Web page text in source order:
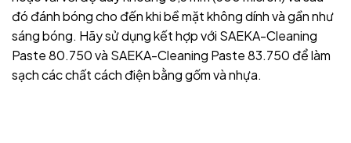
đó đánh bóng cho đến khi bề mặt không dính và gần như
sáng bóng. Hãy sử dụng kết hợp với SAEKA-Cleaning
Paste 80.750 và SAEKA-Cleaning Paste 83.750 để làm
sạch các chất cách điện bằng gốm và nhựa.